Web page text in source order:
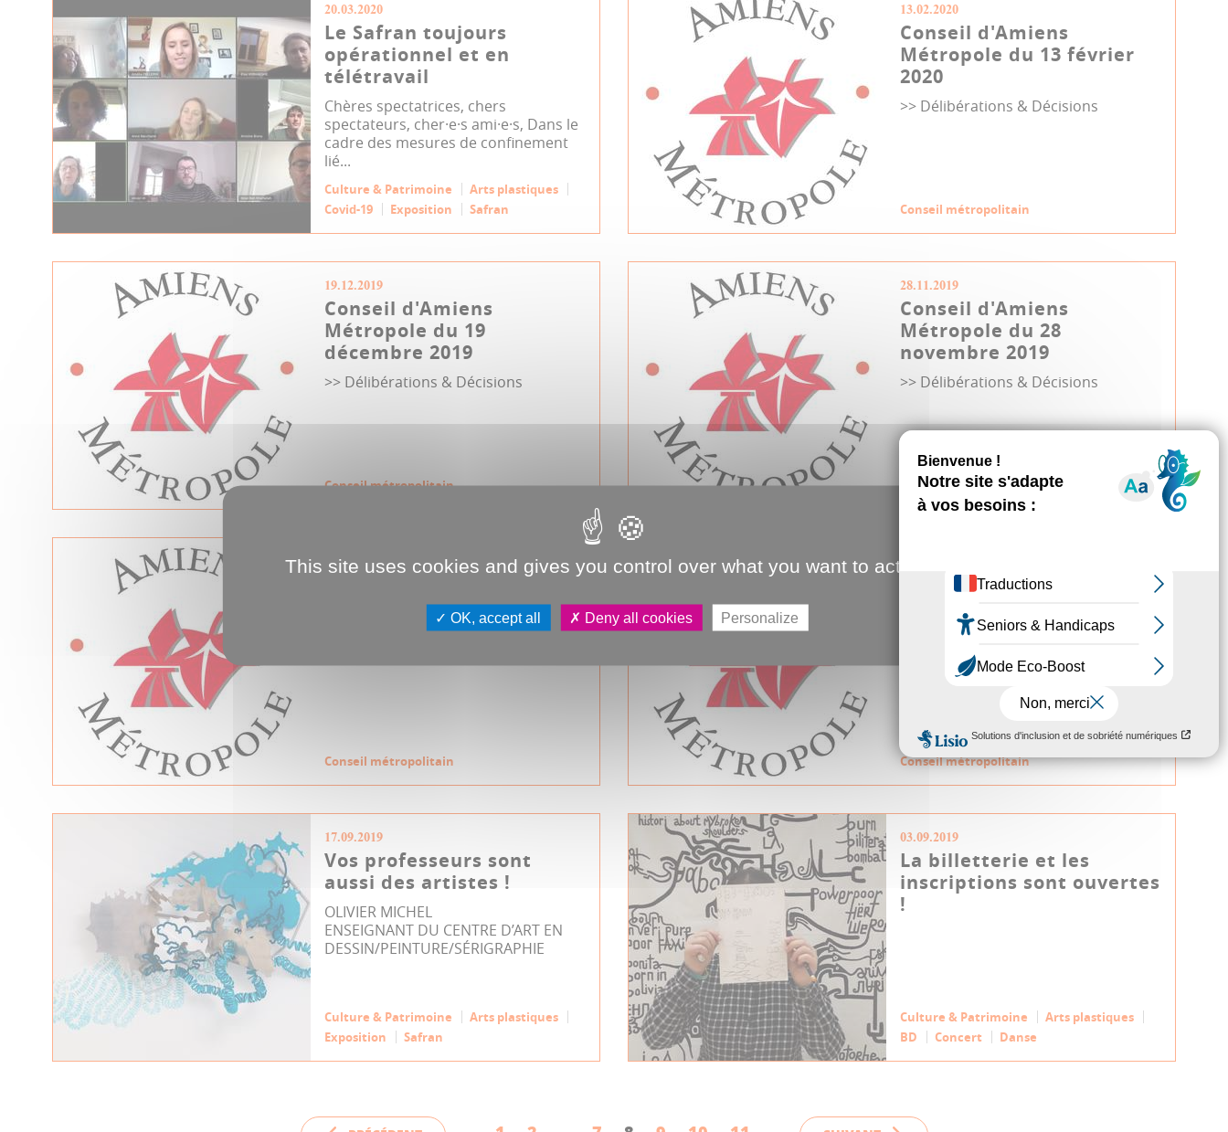
20.03.2020
Le Safran toujours
opérationnel et en
télétravail
Chères spectatrices, chers
spectateurs, cher·e·s ami·e·s, Dans le
cadre des mesures de confinement
lié...
Culture & Patrimoine
Arts plastiques
Covid-19
Exposition Safran
13.02.2020
Conseil d'Amiens
Métropole du 13 février
2020
>> Délibérations & Décisions
Conseil métropolitain
19.12.2019
Conseil d'Amiens
Métropole du 19
décembre 2019
>> Délibérations & Décisions
Conseil métropolitain
28.11.2019
Conseil d'Amiens
Métropole du 28
novembre 2019
>> Délibérations & Décisions
Conseil métropolitain
24.10.2019
Métropole du 24 octobre
Conseil métropolitain
Conseil d'Amiens
septembre 2019
>> Délibérations & Décisions
Conseil métropolitain
17.09.2019
Vos professeurs sont
aussi des artistes !
OLIVIER MICHEL
ENSEIGNANT DU CENTRE D’ART EN
DESSIN/PEINTURE/SÉRIGRAPHIE
Culture & Patrimoine
Arts plastiques
Exposition
Safran
03.09.2019
La billetterie et les
inscriptions sont ouvertes
!
Culture & Patrimoine
Arts plastiques
BD
Concert Danse
This site uses cookies and gives you control over what you want to activate
OK, accept all Deny all cookies Personalize